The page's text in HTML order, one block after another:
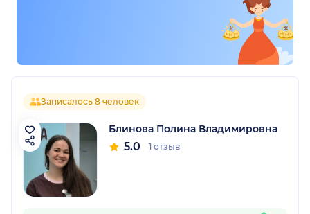
Записалось 8 человек
Блинова Полина Владимировна
5.0 1 отзыв